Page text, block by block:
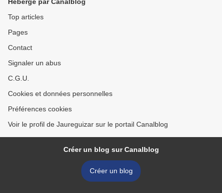
Top articles
Pages
Contact
Signaler un abus
C.G.U.
Cookies et données personnelles
Préférences cookies
Voir le profil de Jaureguizar sur le portail Canalblog
Créer un blog sur Canalblog
Créer un blog